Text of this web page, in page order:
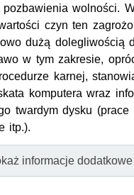
wolności.
czyn ten
dużą dolegliwością
w tym zakresie,
karnej,
komputera wraz
twardym dysku (prace
itp.).
informacje dodatkowe